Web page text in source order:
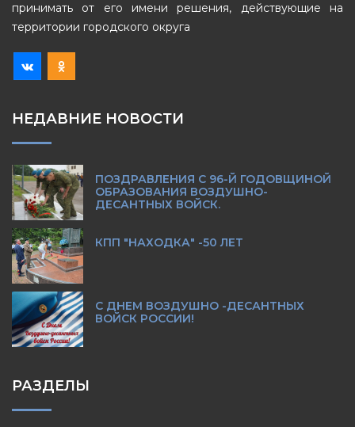
принимать от его имени решения, действующие на
территории городского округа
НЕДАВНИЕ НОВОСТИ
ПОЗДРАВЛЕНИЯ С 96-Й ГОДОВЩИНОЙ
ОБРАЗОВАНИЯ ВОЗДУШНО-
ДЕСАНТНЫХ ВОЙСК.
КПП "НАХОДКА" -50 ЛЕТ
С ДНЕМ ВОЗДУШНО -ДЕСАНТНЫХ
ВОЙСК РОССИИ!
РАЗДЕЛЫ